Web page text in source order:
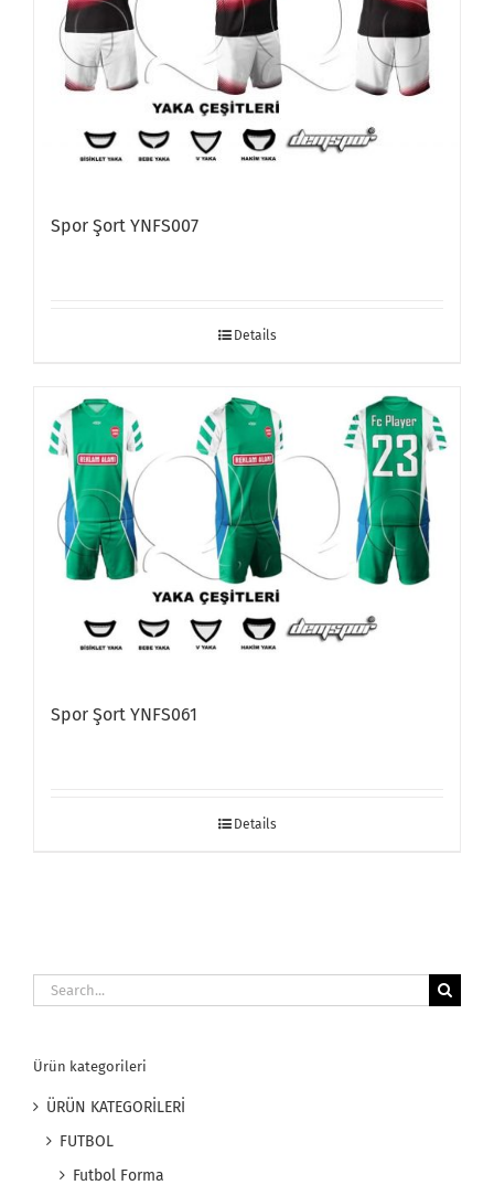
Spor Şort YNFS007
Details
Spor Şort YNFS061
Details
Search
for:
Ürün kategorileri
ÜRÜN KATEGORİLERİ
FUTBOL
Futbol Forma